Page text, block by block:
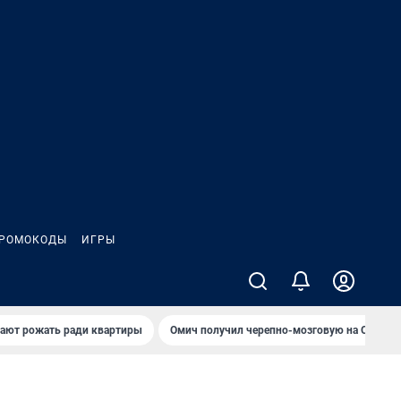
ИГРЫ
рожать ради квартиры Омич получил черепно-мозговую на ОНПЗ